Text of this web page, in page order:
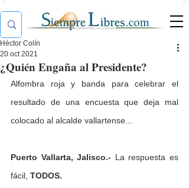
¿Quién Engaña al Presidente?
Héctor Colín
20 oct 2021
Alfombra roja y banda para celebrar el
resultado de una encuesta que deja mal
colocado al alcalde vallartense...
Puerto Vallarta, Jalisco.- La respuesta es
fácil, TODOS.